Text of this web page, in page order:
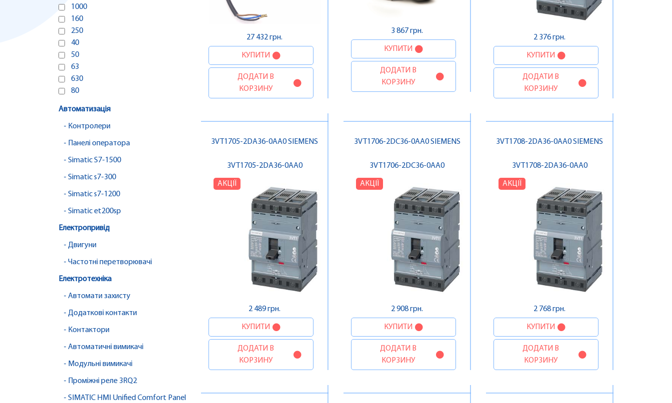
1000
160
250
40
50
63
630
80
Автоматизація
- Контролери
- Панелі оператора
- Simatic S7-1500
- Simatic s7-300
- Simatic s7-1200
- Simatic et200sp
Електропривід
- Двигуни
- Частотні перетворювачі
Електротехніка
- Автомати захисту
- Додаткові контакти
- Контактори
- Автоматичні вимикачі
- Модульні вимикачі
- Проміжні реле 3RQ2
- SIMATIC HMI Unified Comfort Panel
27 432 грн.
КУПИТИ
ДОДАТИ В
КОРЗИНУ
3 867 грн.
КУПИТИ
ДОДАТИ В
КОРЗИНУ
2 376 грн.
КУПИТИ
ДОДАТИ В
КОРЗИНУ
3VT1705-2DA36-0AA0 SIEMENS
3VT1705-2DA36-0AA0
АКЦІЇ
2 489 грн.
КУПИТИ
ДОДАТИ В
КОРЗИНУ
3VT1706-2DC36-0AA0 SIEMENS
3VT1706-2DC36-0AA0
АКЦІЇ
2 908 грн.
КУПИТИ
ДОДАТИ В
КОРЗИНУ
3VT1708-2DA36-0AA0 SIEMENS
3VT1708-2DA36-0AA0
АКЦІЇ
2 768 грн.
КУПИТИ
ДОДАТИ В
КОРЗИНУ